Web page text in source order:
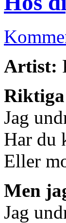
Artist:
Jag
Har du
Eller
Men
Jag